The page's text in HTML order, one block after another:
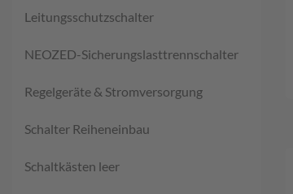
Leitungsschutzschalter
NEOZED-Sicherungslasttrennschalter
Regelgeräte & Stromversorgung
Schalter Reiheneinbau
Schaltkästen leer